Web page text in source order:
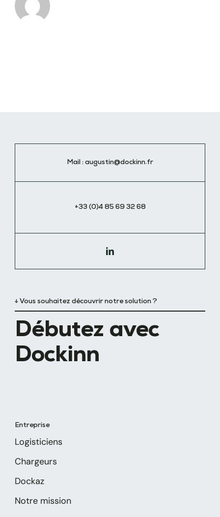
Mail : augustin@dockinn.fr
+33 (0)4 85 69 32 68
↓ Vous souhaitez découvrir notre solution ?
Débutez avec
Dockinn
Entreprise
Logisticiens
Chargeurs
Dockaz
Notre mission